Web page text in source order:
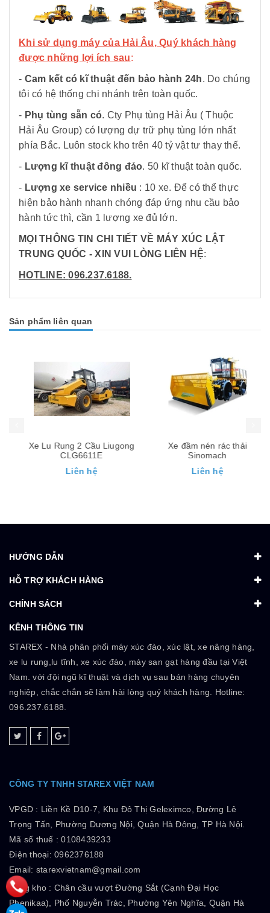
Khi sử dụng máy của Hải Âu, Quý khách hàng
được những lợi ích sau:
- Cam kết có kĩ thuật đến bảo hành 24h. Do chúng
tôi có hệ thống chi nhánh trên toàn quốc.
- Phụ tùng sẵn có. Cty Phụ tùng Hải Âu ( Thuộc
Hải Âu Group) có lượng dự trữ phụ tùng lớn nhất
phía Bắc. Luôn stock kho trên 40 tỷ vật tư thay thế.
- Lượng kĩ thuật đông đảo. 50 kĩ thuật toàn quốc.
- Lượng xe service nhiều : 10 xe. Để có thể thực
hiện bảo hành nhanh chóng đáp ứng nhu cầu bảo
hành tức thì, cần 1 lượng xe đủ lớn.
MỌI THÔNG TIN CHI TIẾT VỀ MÁY XÚC LẬT
TRUNG QUỐC - XIN VUI LÒNG LIÊN HỆ:
HOTLINE:096.237.6188.
Sản phẩm liên quan
Xe Lu Rung 2 Cầu Liugong
CLG6611E
Liên hệ
Xe đầm nén rác thải
Sinomach
Liên hệ
HƯỚNG DẪN
HỖ TRỢ KHÁCH HÀNG
CHÍNH SÁCH
KÊNH THÔNG TIN
STAREX - Nhà phân phối máy xúc đào, xúc lật, xe nâng hàng,
xe lu rung,lu tĩnh, xe xúc đào, máy san gạt hàng đầu tại Việt
Nam. với đội ngũ kĩ thuật và dịch vụ sau bán hàng chuyên
nghiệp, chắc chắn sẽ làm hài lòng quý khách hàng. Hotline:
096.237.6188.
CÔNG TY TNHH STAREX VIỆT NAM
VPGD : Liền Kề D10-7, Khu Đô Thị Geleximco, Đường Lê
Trọng Tấn, Phường Dương Nội, Quận Hà Đông, TP Hà Nội.
Mã số thuế :0108439233
Điện thoại: 0962376188
Email: starexvietnam@gmail.com
Tổng kho : Chân cầu vượt Đường Sắt (Cạnh Đại Học
Phenikaa), Phố Nguyễn Trác, Phường Yên Nghĩa, Quận Hà